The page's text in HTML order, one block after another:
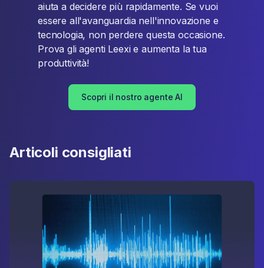
aiuta a decidere più rapidamente. Se vuoi
essere all'avanguardia nell'innovazione e
tecnologia, non perdere questa occasione.
Prova gli agenti Leexi e aumenta la tua
produttività!
Scopri il nostro agente AI
Articoli consigliati